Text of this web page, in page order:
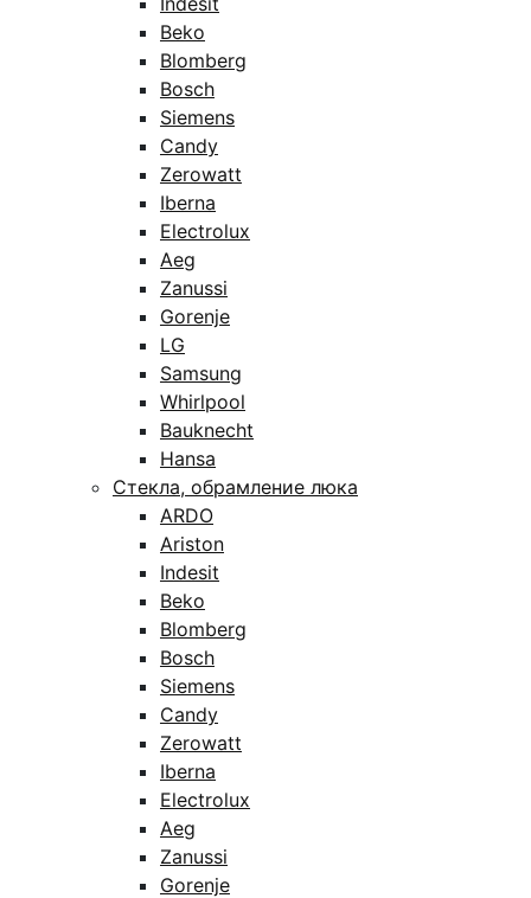
Beko
Blomberg
Bosch
Siemens
Candy
Zerowatt
Iberna
Electrolux
Aeg
Zanussi
Gorenje
LG
Samsung
Whirlpool
Bauknecht
Hansa
Стекла, обрамление люка
ARDO
Ariston
Indesit
Beko
Blomberg
Bosch
Siemens
Candy
Zerowatt
Iberna
Electrolux
Aeg
Zanussi
Gorenje